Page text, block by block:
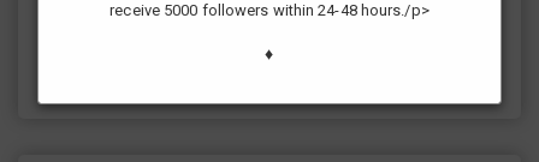
kredilerden her gün yararlanıp sayfanızı yüksek seviyelere
receive 5000 followers within 24-48 hours./p>
♦